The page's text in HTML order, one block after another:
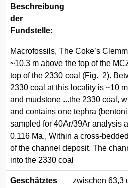
Beschreibung
der
Fundstelle:
Macrofossils, The Coke’s
~10.3 m above the top of the
top of the 2330 coal (Fig. 2).
2330 coal at this locality is ~10
and mudstone ...the 2330 coal,
and contains one tephra
sampled for 40Ar/39Ar analysis
0.116 Ma., Within a cross-
of the channel deposit. The
into the 2330 coal
Geschätztes
zwischen 63,3